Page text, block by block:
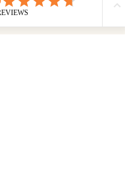
en particularité la voltige.